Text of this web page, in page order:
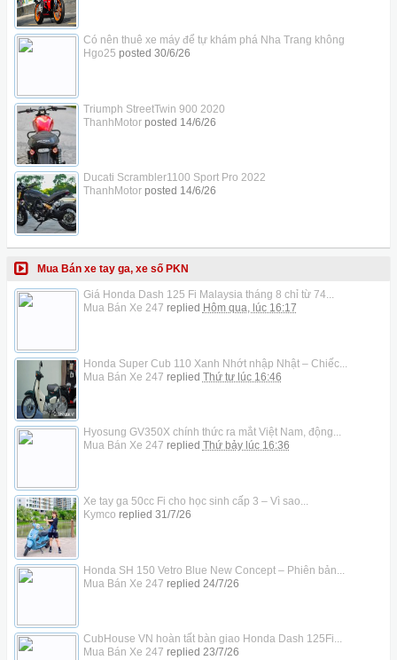
Có nên thuê xe máy để tự khám phá Nha Trang không
Hgo25 posted 30/6/26
Triumph StreetTwin 900 2020
ThanhMotorposted 14/6/26
Ducati Scrambler1100 Sport Pro 2022
ThanhMotorposted 14/6/26
Mua Bán xe tay ga, xe số PKN
Giá Honda Dash 125 Fi Malaysia tháng 8 chỉ từ 74...
Mua Bán Xe 247 replied Hôm qua, lúc 16:17
Honda Super Cub 110 Xanh Nhớt nhập Nhật – Chiếc...
Mua Bán Xe 247 replied Thứ tư lúc 16:46
Hyosung GV350X chính thức ra mắt Việt Nam, động...
Mua Bán Xe 247 replied Thứ bảy lúc 16:36
Xe tay ga 50cc Fi cho học sinh cấp 3 – Vì sao...
Kymco replied 31/7/26
Honda SH 150 Vetro Blue New Concept – Phiên bản...
Mua Bán Xe 247 replied 24/7/26
CubHouse VN hoàn tất bàn giao Honda Dash 125Fi...
Mua Bán Xe 247 replied 23/7/26